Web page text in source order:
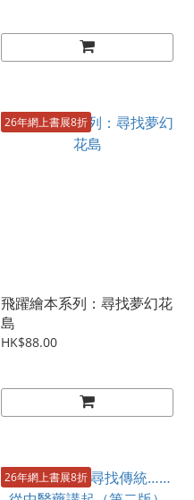
26年網上書展8折
飛躍繪本系列：尋找夢幻花
島
HK$88.00
26年網上書展8折